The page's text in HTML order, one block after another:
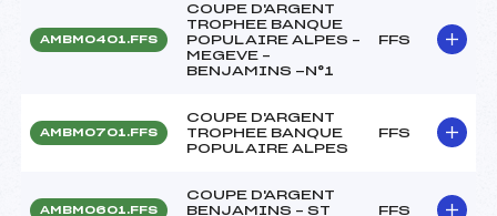
AMBM0401.FFS
COUPE D'ARGENT
TROPHEE BANQUE
POPULAIRE ALPES –
MEGEVE –
BENJAMINS -N°1
FFS
AMBM0701.FFS
COUPE D'ARGENT
TROPHEE BANQUE
POPULAIRE ALPES
FFS
AMBM0601.FFS
COUPE D'ARGENT
BENJAMINS – ST
FFS